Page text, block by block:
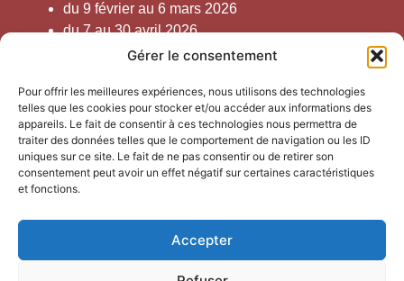
Gérer le consentement
Pour offrir les meilleures expériences, nous utilisons des technologies
telles que les cookies pour stocker et/ou accéder aux informations des
appareils. Le fait de consentir à ces technologies nous permettra de
traiter des données telles que le comportement de navigation ou les ID
uniques sur ce site. Le fait de ne pas consentir ou de retirer son
consentement peut avoir un effet négatif sur certaines caractéristiques
et fonctions.
Accepter
du 9 février au 6 mars 2026
du 7 au 30 avril 2026
du 1er juin au 30 septembre 2026
Horaires d’ouverture au public :
Du 1er septembre au 30 juin 2026 (hors juillet et août)
du lundi au vendredi de 9h50 à 12h30 et de
Du 1er juillet au 31 août 2026